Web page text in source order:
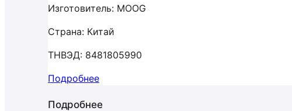
Изготовитель: MOOG
Страна: Китай
ТНВЭД: 8481805990
Подробнее
Подробнее